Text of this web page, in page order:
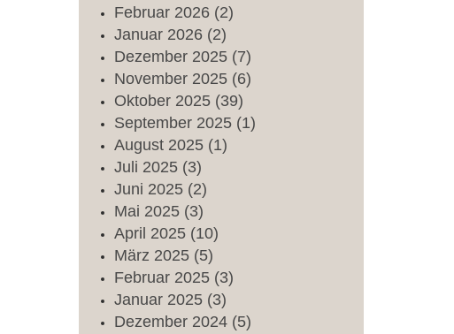
Februar 2026 (2)
Januar 2026 (2)
Dezember 2025 (7)
November 2025 (6)
Oktober 2025 (39)
September 2025 (1)
August 2025 (1)
Juli 2025 (3)
Juni 2025 (2)
Mai 2025 (3)
April 2025 (10)
März 2025 (5)
Februar 2025 (3)
Januar 2025 (3)
Dezember 2024 (5)